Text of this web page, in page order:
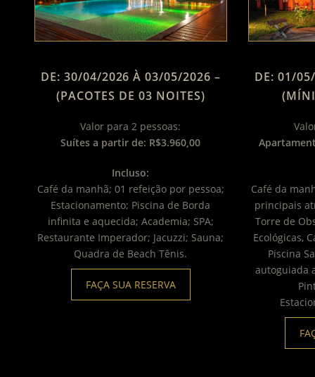
DE: 30/04/2026 À 03/05/2026 –
(PACOTES DE 03 NOITES)
Valor para 2 pessoas:
Suítes a partir de: R$3.960,00
Incluso:
Café da manhã; 01 refeição por pessoa;
Estacionamento; Piscina de Borda
infinita e aquecida; Academia; SPA;
Restaurante Imperador; Jacuzzi; Sauna;
Quadra de Beach Tênis.
FAÇA SUA RESERVA
DE: 01/
Café da
principais
Torre de
Ecológicas,
Piscina
autoguiada